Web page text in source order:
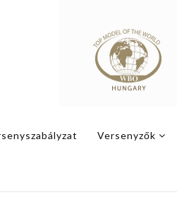
Versenyzők